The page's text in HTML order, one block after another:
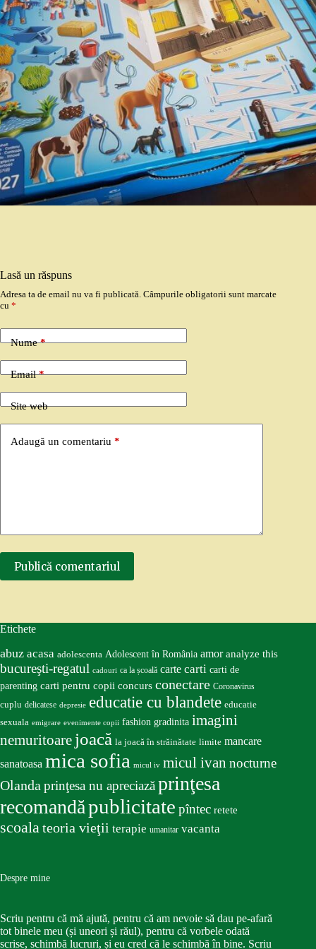
Lasă un răspuns
Adresa ta de email nu va fi publicată. Câmpurile obligatorii sunt marcate
cu *
Nume*
Email*
Site web
Adaugă un comentariu *
Publică comentariul
Etichete
abuz acasa adolescenta Adolescent în România amor analyze this
bucureşti-regatul cadouri ca la școală carte carti carti de
parenting carti pentru copii concurs conectare Coronavirus
cuplu delicatese depresie educatie cu blandete educatie
sexuala emigrare evenimente copii fashion gradinita imagini
nemuritoare joacă la joacă în străinătate limite mancare
sanatoasa mica sofia micul iv micul ivan nocturne
Olandaprinţesa nu apreciazăprinţesa
recomandăpublicitate pîntec retete
scoalateoria vieţii terapie umanitar vacanta
Despre mine
Scriu pentru că mă ajută, pentru că am nevoie să dau pe-afară
tot binele meu (și uneori și răul), pentru că vorbele odată
scrise, schimbă lucruri, și eu cred că le schimbă în bine. Scriu